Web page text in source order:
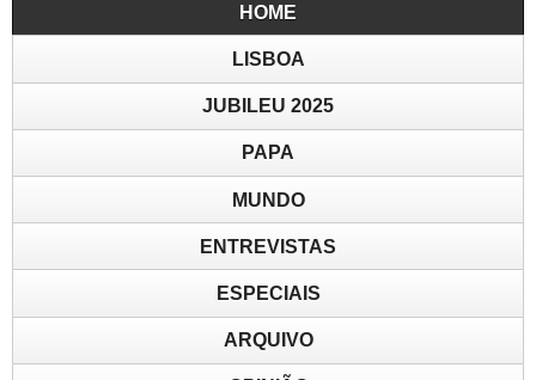
HOME
LISBOA
JUBILEU 2025
PAPA
MUNDO
ENTREVISTAS
ESPECIAIS
ARQUIVO